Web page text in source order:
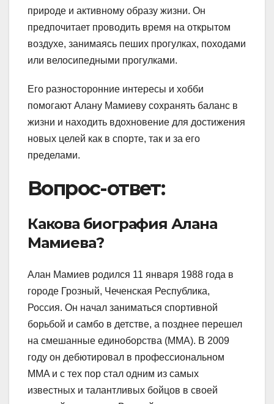
природе и активному образу жизни. Он
предпочитает проводить время на открытом
воздухе, занимаясь пеших прогулках, походами
или велосипедными прогулками.
Его разносторонние интересы и хобби
помогают Алану Мамиеву сохранять баланс в
жизни и находить вдохновение для достижения
новых целей как в спорте, так и за его
пределами.
Вопрос-ответ:
Какова биография Алана
Мамиева?
Алан Мамиев родился 11 января 1988 года в
городе Грозный, Чеченская Республика,
Россия. Он начал заниматься спортивной
борьбой и самбо в детстве, а позднее перешел
на смешанные единоборства (MMA). В 2009
году он дебютировал в профессиональном
MMA и с тех пор стал одним из самых
известных и талантливых бойцов в своей